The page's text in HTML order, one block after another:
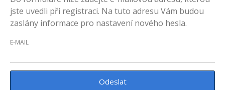
jste uvedli při registraci. Na tuto adresu Vám budou
zaslány informace pro nastavení nového hesla.
E-MAIL
Odeslat